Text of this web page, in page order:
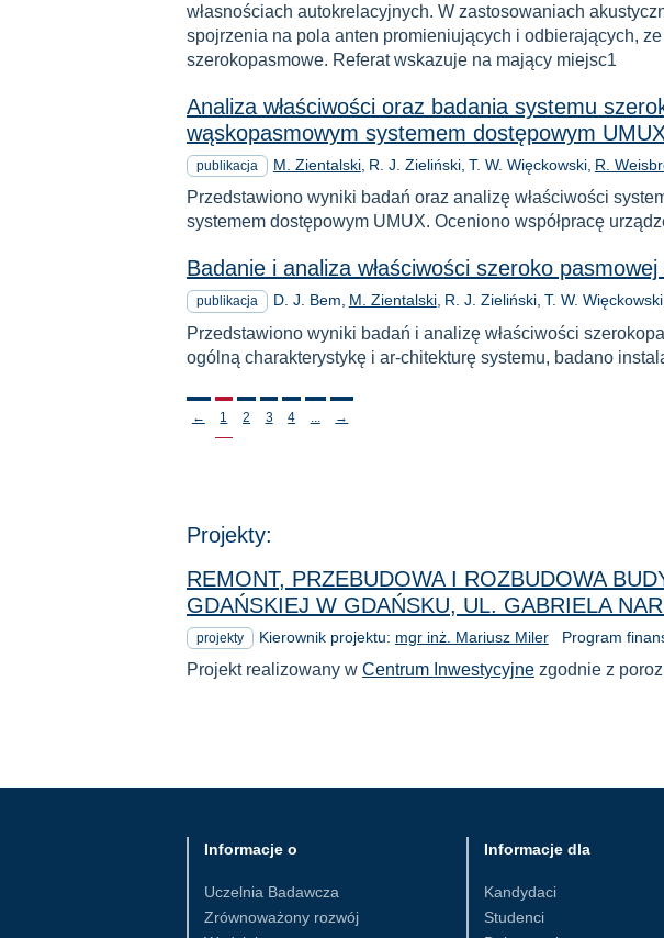
własnościach autokrelacyjnych. W zastosowaniach
spojrzenia na pola anten promieniujących i odbierających,
szerokopasmowe. Referat wskazuje na mający miejsc1
Analiza właściwości oraz badania systemu
wąskopasmowym systemem dostępowym
publikacja M. Zientalski R. J. Zieliński T. W. Więckowski R.
Przedstawiono wyniki badań oraz analizę właściwości
systemem dostępowym UMUX. Oceniono współpracę
Badanie i analiza właściwości szeroko
publikacja D. J. Bem M. Zientalski R. J. Zieliński T. W. Więckowski
Przedstawiono wyniki badań i analizę właściwości
ogólną charakterystykę i ar-chitekturę systemu, badano
Stronicowanie
← 1 2 3 4 →
Projekty:
REMONT, PRZEBUDOWA I ROZBUDOWA
GDAŃSKIEJ W GDAŃSKU, UL. GABRIELA
projekty Kierownik projektu: mgr inż. Mariusz MilerProgram
Projekt realizowany w Centrum Inwestycyjne zgodnie z
Informacje o
Uczelnia Badawcza
Zrównoważony rozwój
Informacje dla
Kandydaci
Studenci